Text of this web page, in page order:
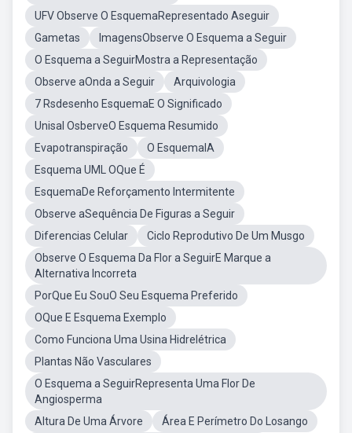
UFV Observe O EsquemaRepresentado Aseguir
Gametas
ImagensObserve O Esquema a Seguir
O Esquema a SeguirMostra a Representação
Observe aOnda a Seguir
Arquivologia
7 Rsdesenho EsquemaE O Significado
Unisal OsberveO Esquema Resumido
Evapotranspiração
O EsquemaIA
Esquema UML OQue É
EsquemaDe Reforçamento Intermitente
Observe aSequência De Figuras a Seguir
Diferencias Celular
Ciclo Reprodutivo De Um Musgo
Observe O Esquema Da Flor a SeguirE Marque a
Alternativa Incorreta
PorQue Eu SouO Seu Esquema Preferido
OQue E Esquema Exemplo
Como Funciona Uma Usina Hidrelétrica
Plantas Não Vasculares
O Esquema a SeguirRepresenta Uma Flor De
Angiosperma
Altura De Uma Árvore
Área E Perímetro Do Losango